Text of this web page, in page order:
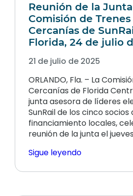
Reunión de la
Comisión de Trenes
Cercanías de
Florida, 24 de julio
21 de julio de 2025
ORLANDO, Fla. – La
Cercanías de Florida
junta asesora de líderes
SunRail de los cinco socios
financiamiento locales,
reunión de la junta el
Sigue leyendo